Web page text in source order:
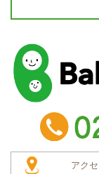
baby smile
TEL：
アク